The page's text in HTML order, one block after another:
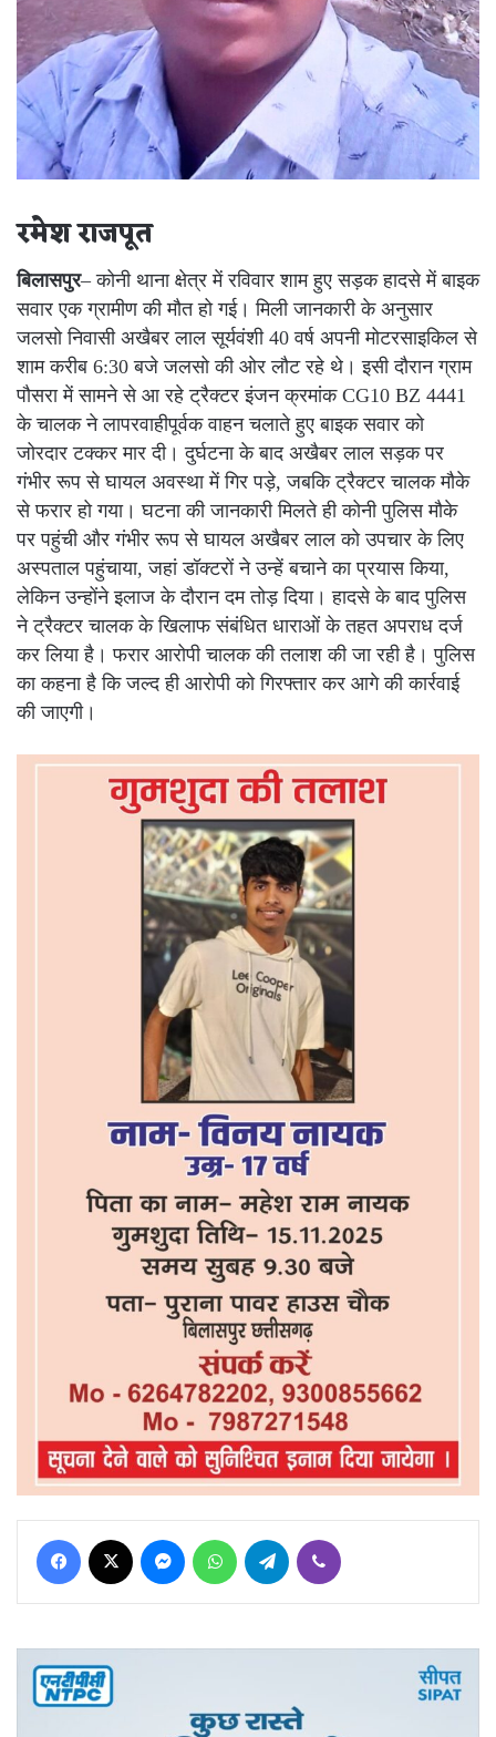
रमेश राजपूत
बिलासपुर– कोनी थाना क्षेत्र में रविवार शाम हुए सड़क हादसे में बाइक
सवार एक ग्रामीण की मौत हो गई। मिली जानकारी के अनुसार
जलसो निवासी अखैबर लाल सूर्यवंशी 40 वर्ष अपनी मोटरसाइकिल से
शाम करीब 6:30 बजे जलसो की ओर लौट रहे थे। इसी दौरान ग्राम
पौसरा में सामने से आ रहे ट्रैक्टर इंजन क्रमांक CG10 BZ 4441
के चालक ने लापरवाहीपूर्वक वाहन चलाते हुए बाइक सवार को
जोरदार टक्कर मार दी। दुर्घटना के बाद अखैबर लाल सड़क पर
गंभीर रूप से घायल अवस्था में गिर पड़े, जबकि ट्रैक्टर चालक मौके
से फरार हो गया। घटना की जानकारी मिलते ही कोनी पुलिस मौके
पर पहुंची और गंभीर रूप से घायल अखैबर लाल को उपचार के लिए
अस्पताल पहुंचाया, जहां डॉक्टरों ने उन्हें बचाने का प्रयास किया,
लेकिन उन्होंने इलाज के दौरान दम तोड़ दिया। हादसे के बाद पुलिस
ने ट्रैक्टर चालक के खिलाफ संबंधित धाराओं के तहत अपराध दर्ज
कर लिया है। फरार आरोपी चालक की तलाश की जा रही है। पुलिस
का कहना है कि जल्द ही आरोपी को गिरफ्तार कर आगे की कार्रवाई
की जाएगी।
Facebook Messenger WhatsApp Telegram